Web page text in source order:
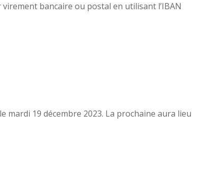
bancaire ou postal en utilisant l’IBAN
mardi 19 décembre 2023. La prochaine aura lieu